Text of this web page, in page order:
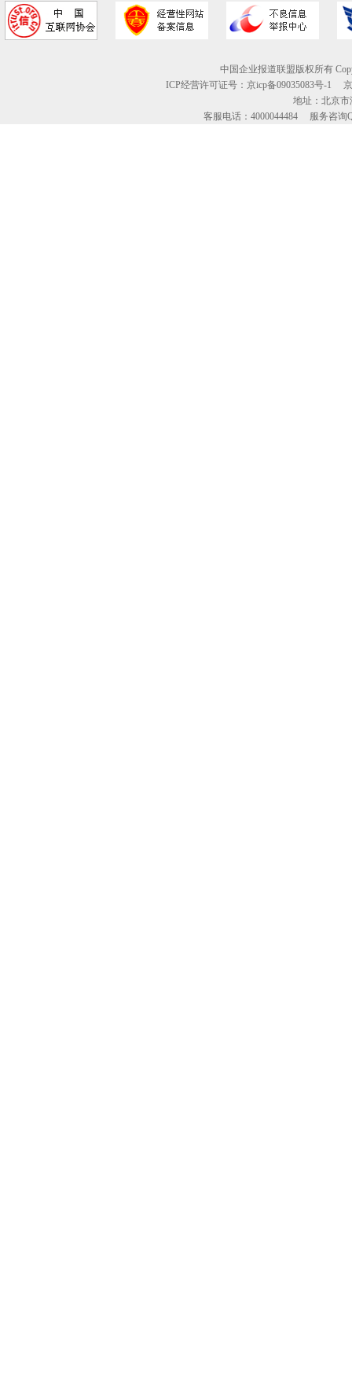
中国企业报道联盟版权所有
ICP经营许可证号：京icp备09035083号-1
地址：北京市
客服电话：4000044484 服务咨询